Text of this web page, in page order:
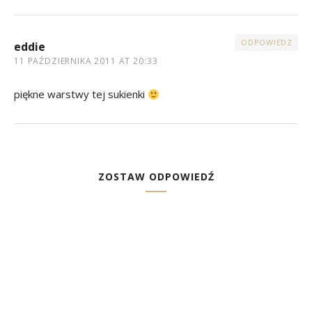
eddie
11 PAŹDZIERNIKA 2011 AT 20:33
ODPOWIEDZ
piękne warstwy tej sukienki
ZOSTAW ODPOWIEDŹ